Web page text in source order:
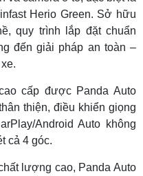
Herio Green. Sở hữu
quy trình lắp đặt chuẩn
đến giải pháp an toàn –
cấp được Panda Auto
thiện, điều khiển giọng
Android Auto không
cả 4 góc.
lượng cao, Panda Auto